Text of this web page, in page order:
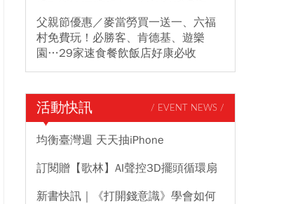
父親節優惠／麥當勞買一送一、六福
村免費玩！必勝客、肯德基、遊樂
園…29家速食餐飲飯店好康必收
活動快訊 / EVENT NEWS /
均衡臺灣週 天天抽iPhone
訂閱贈【歌林】AI聲控3D擺頭循環扇
新書快訊｜《打開錢意識》學會如何